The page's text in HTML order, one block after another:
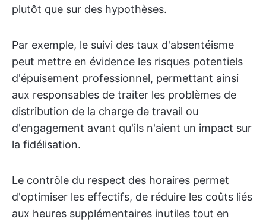
plutôt que sur des hypothèses.
Par exemple, le suivi des taux d'absentéisme
peut mettre en évidence les risques potentiels
d'épuisement professionnel, permettant ainsi
aux responsables de traiter les problèmes de
distribution de la charge de travail ou
d'engagement avant qu'ils n'aient un impact sur
la fidélisation.
Le contrôle du respect des horaires permet
d'optimiser les effectifs, de réduire les coûts liés
aux heures supplémentaires inutiles tout en